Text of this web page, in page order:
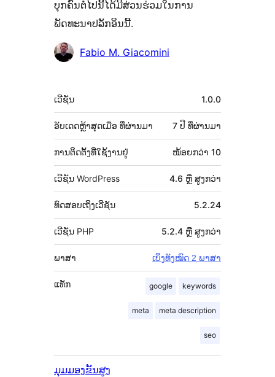
ບຸກຄົນຕໍ່ໄປນີ້ໄດ້ມີສ່ວນຮ່ວມໃນການ
ພັດທະນາປລັກອິນນີ້.
ຜູ້
Fabio M. Giacomini
ຂໍ້ມູນ
ກຳກັບ
(Meta)
ເວີຊັນ 1.0.0
ອັບເດດຫຼ້າສຸດເມື່ອ 7 ປີ ທີ່ຜ່ານມາ
ທີ່ຜ່ານມາ
ການຕິດຕັ້ງທີ່ໃຊ້ງານຢູ່ ໜ້ອຍກວ່າ 10
ເວີຊັນ WordPress 4.6 ຫຼື ສູງກວ່າ
ທົດສອບເຖິງເວີຊັນ 5.2.24
ເວີຊັນ PHP 5.2.4 ຫຼື ສູງກວ່າ
ພາສາ ເບິ່ງທັງໝົດ 2 ພາສາ
ແທັກ google keywords
meta meta description
seo
ມຸມມອງຂັ້ນສູງ